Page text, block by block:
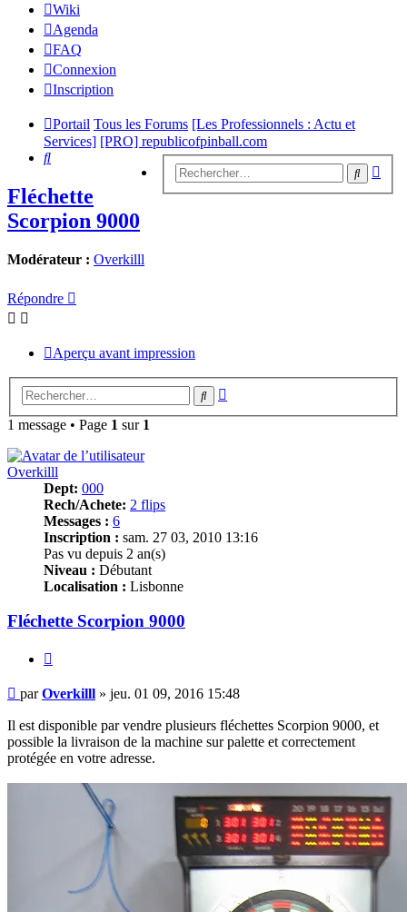
Wiki
Agenda
FAQ
Connexion
Inscription
Portail Tous les Forums [Les Professionnels : Actu et
Services] [PRO] republicofpinball.com
Rechercher
Fléchette
Scorpion 9000
Modérateur : Overkilll
Répondre
Aperçu avant impression
Rechercher
1 message • Page 1 sur 1
Overkilll
Dept: 000
Rech/Achete: 2 flips
Messages : 6
Inscription : sam. 27 03, 2010 13:16
Pas vu depuis 2 an(s)
Niveau : Débutant
Localisation : Lisbonne
Fléchette Scorpion 9000
Message
parOverkilll » jeu. 01 09, 2016 15:48
Il est disponible par vendre plusieurs fléchettes Scorpion 9000, et
possible la livraison de la machine sur palette et correctement
protégée en votre adresse.